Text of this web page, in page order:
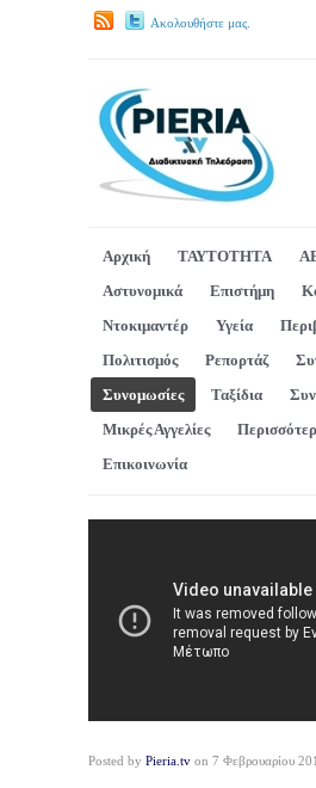
Ακολουθήστε μας.
Αρχική ΤΑΥΤΟΤΗΤΑ
Αστυνομικά
Επιστήμη
Ντοκιμαντέρ
Υγεία
Πολιτισμός
Ρεπορτάζ
Συνομωσίες
Ταξίδια
Μικρές Αγγελίες
Επικοινωνία
Posted by Pieria.tv on 7 Φεβρουαρίου